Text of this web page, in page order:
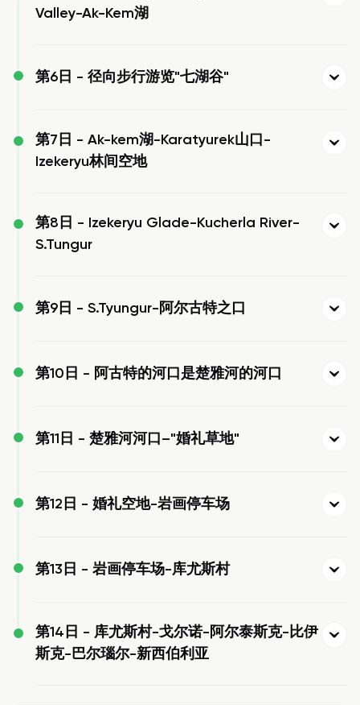
Valley-Ak-Kem湖
第6日 - 径向步行游览"七湖谷"
第7日 - Ak-kem湖-Karatyurek山口-
Izekeryu林间空地
第8日 -
Izekeryu Glade-Kucherla River-
S.Tungur
第9日 - S.Tyungur-阿尔古特之口
第10日 - 阿古特的河口是楚雅河的河口
第11日 - 楚雅河河口–"婚礼草地"
第12日 - 婚礼空地-岩画停车场
第13日 - 岩画停车场-库尤斯村
第14日 - 库尤斯村-戈尔诺-阿尔泰斯克-比伊
斯克-巴尔瑙尔-新西伯利亚